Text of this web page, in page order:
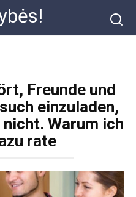
Freunde und
einzuladen,
Warum ich
rate